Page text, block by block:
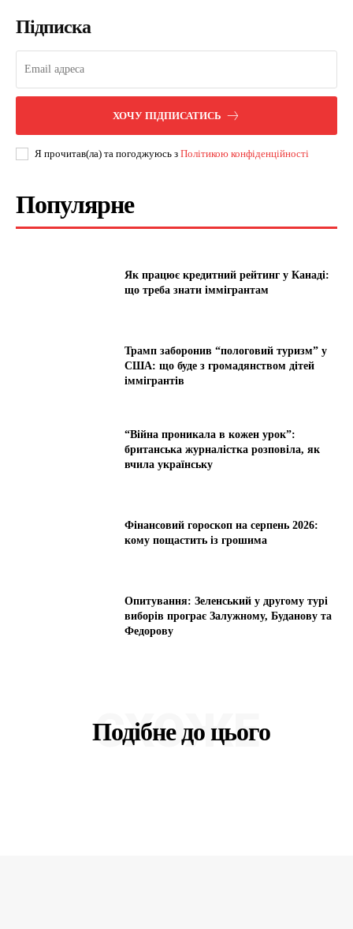
Підписка
ХОЧУ ПІДПИСАТИСЬ
Я прочитав(ла) та погоджуюсь з Політикою конфіденційності
Популярне
Як працює кредитний рейтинг у Канаді:
що треба знати іммігрантам
Трамп заборонив “пологовий туризм” у
США: що буде з громадянством дітей
іммігрантів
“Війна проникала в кожен урок”:
британська журналістка розповіла, як
вчила українську
Фінансовий гороскоп на серпень 2026:
кому пощастить із грошима
Опитування: Зеленський у другому турі
виборів програє Залужному, Буданову та
Федорову
Подібне до цього
СХОЖЕ